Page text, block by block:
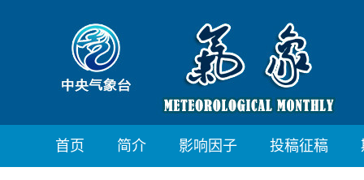
首页 简介 影响因子 投稿征稿